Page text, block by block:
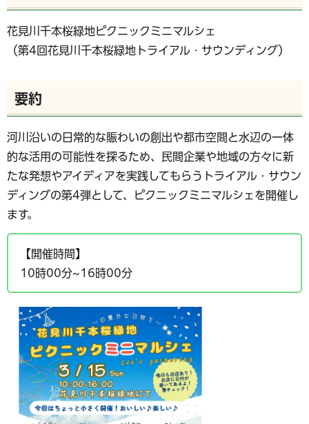
花見川千本桜緑地ピクニックミニマルシェ
（第4回花見川千本桜緑地トライアル・サウンディング）
要約
河川沿いの日常的な賑わいの創出や都市空間と水辺の一体
的な活用の可能性を探るため、民間企業や地域の方々に新
たな発想やアイディアを実践してもらうトライアル・サウン
ディングの第4弾として、ピクニックミニマルシェを開催し
ます。
【開催時間】
10時00分~16時00分